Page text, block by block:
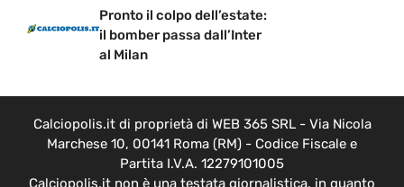
Pronto il colpo dell’estate:
il bomber passa dall’Inter
al Milan
Calciopolis.it di proprietà di WEB 365 SRL - Via Nicola
Marchese 10, 00141 Roma (RM) - Codice Fiscale e
Partita I.V.A. 12279101005
Calciopolis.it non è una testata giornalistica, in quanto